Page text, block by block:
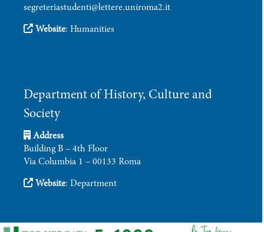
segreteriastudenti@lettere.uniroma2.it
Website: Humanities
Department of History, Culture and
Society
Address
Building B – 4th Floor
Via Columbia 1 – 00133 Roma
Website: Department